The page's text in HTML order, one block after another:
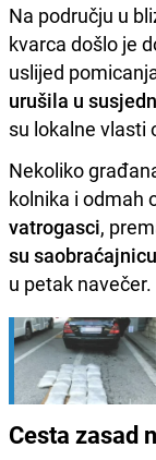
Na području u
kvarca došlo je
uslijed
urušila u
su lokalne vlasti
Nekoliko
kolnika i odmah
vatrogasci,
su saobraćajnicu
u petak
Cesta zasad